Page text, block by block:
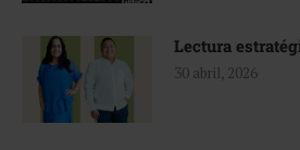
Lectura
30 abril, 2026